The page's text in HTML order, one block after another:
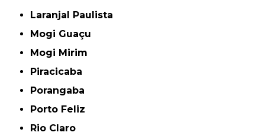
Laranjal Paulista
Mogi Guaçu
Mogi Mirim
Piracicaba
Porangaba
Porto Feliz
Rio Claro